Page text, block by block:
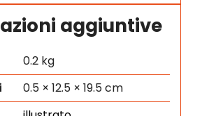
aggiuntive
0.2 kg
0.5 × 12.5 × 19.5 cm